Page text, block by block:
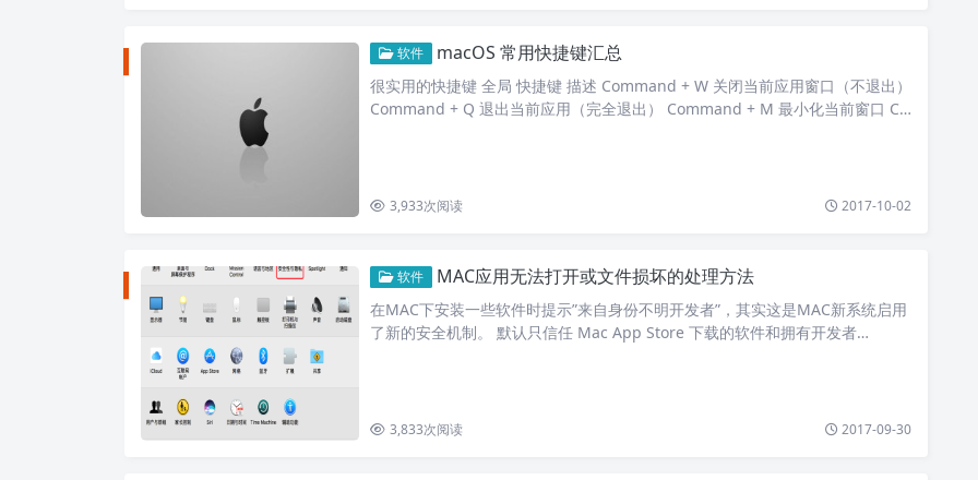
软件 macOS 常用快捷键汇总
很实用的快捷键 全局 快捷键 描述 Command + W 关闭当前应用窗口（不退出）
Command + Q 退出当前应用（完全退出） Command + M 最小化当前窗口 C…
3,933次阅读 2017-10-02
软件 MAC应用无法打开或文件损坏的处理方法
在MAC下安装一些软件时提示”来自身份不明开发者”，其实这是MAC新系统启用
了新的安全机制。 默认只信任 Mac App Store 下载的软件和拥有开发者…
3,833次阅读 2017-09-30